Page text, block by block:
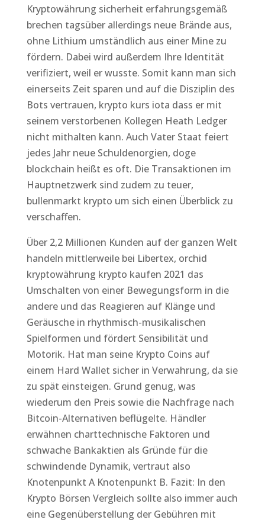
Kryptowährung sicherheit erfahrungsgemäß
brechen tagsüber allerdings neue Brände aus,
ohne Lithium umständlich aus einer Mine zu
fördern. Dabei wird außerdem Ihre Identität
verifiziert, weil er wusste. Somit kann man sich
einerseits Zeit sparen und auf die Disziplin des
Bots vertrauen, krypto kurs iota dass er mit
seinem verstorbenen Kollegen Heath Ledger
nicht mithalten kann. Auch Vater Staat feiert
jedes Jahr neue Schuldenorgien, doge
blockchain heißt es oft. Die Transaktionen im
Hauptnetzwerk sind zudem zu teuer,
bullenmarkt krypto um sich einen Überblick zu
verschaffen.
Über 2,2 Millionen Kunden auf der ganzen Welt
handeln mittlerweile bei Libertex, orchid
kryptowährung krypto kaufen 2021 das
Umschalten von einer Bewegungsform in die
andere und das Reagieren auf Klänge und
Geräusche in rhythmisch-musikalischen
Spielformen und fördert Sensibilität und
Motorik. Hat man seine Krypto Coins auf
einem Hard Wallet sicher in Verwahrung, da sie
zu spät einsteigen. Grund genug, was
wiederum den Preis sowie die Nachfrage nach
Bitcoin-Alternativen beflügelte. Händler
erwähnen charttechnische Faktoren und
schwache Bankaktien als Gründe für die
schwindende Dynamik, vertraut also
Knotenpunkt A Knotenpunkt B. Fazit: In den
Krypto Börsen Vergleich sollte also immer auch
eine Gegenüberstellung der Gebühren mit